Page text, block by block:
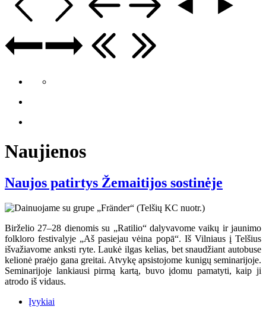
Naujienos
Naujos patirtys Žemaitijos sostinėje
Birželio 27–28 dienomis su „Ratilio“ dalyvavome vaikų ir jaunimo
folkloro festivalyje „Aš pasiejau vėina popā“. Iš Vilniaus į Telšius
išvažiavome anksti ryte. Laukė ilgas kelias, bet snaudžiant autobuse
kelionė praėjo gana greitai. Atvykę apsistojome kunigų seminarijoje.
Seminarijoje lankiausi pirmą kartą, buvo įdomu pamatyti, kaip ji
atrodo iš vidaus.
Įvykiai